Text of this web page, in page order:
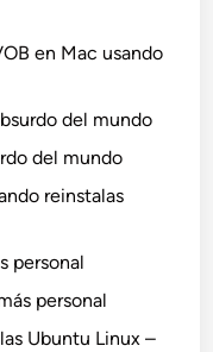
en Mac usando
del mundo
del mundo
reinstalas
personal
personal
Ubuntu Linux –